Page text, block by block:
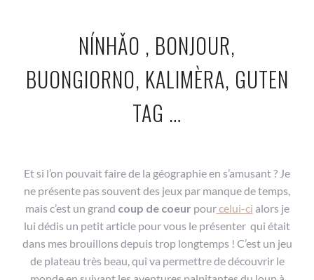
NÍNHǍO , BONJOUR,
BUONGIORNO, KALIMÈRA, GUTEN
TAG …
Et si l’on pouvait faire de la géographie en s’amusant ? Je
ne présente pas souvent des jeux par manque de temps,
mais c’est un grand coup de coeur pourcelui-ci alors je
lui dédis un petit article pour vous le présenter qui était
dans mes brouillons depuis trop longtemps ! C’est un jeu
de plateau très beau, qui va permettre de découvrir le